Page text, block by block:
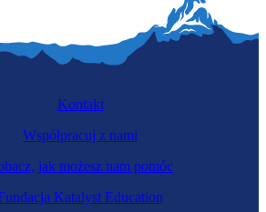
Kontakt
Współpracuj z nami
jak możesz nam pomóc
Katalyst Education